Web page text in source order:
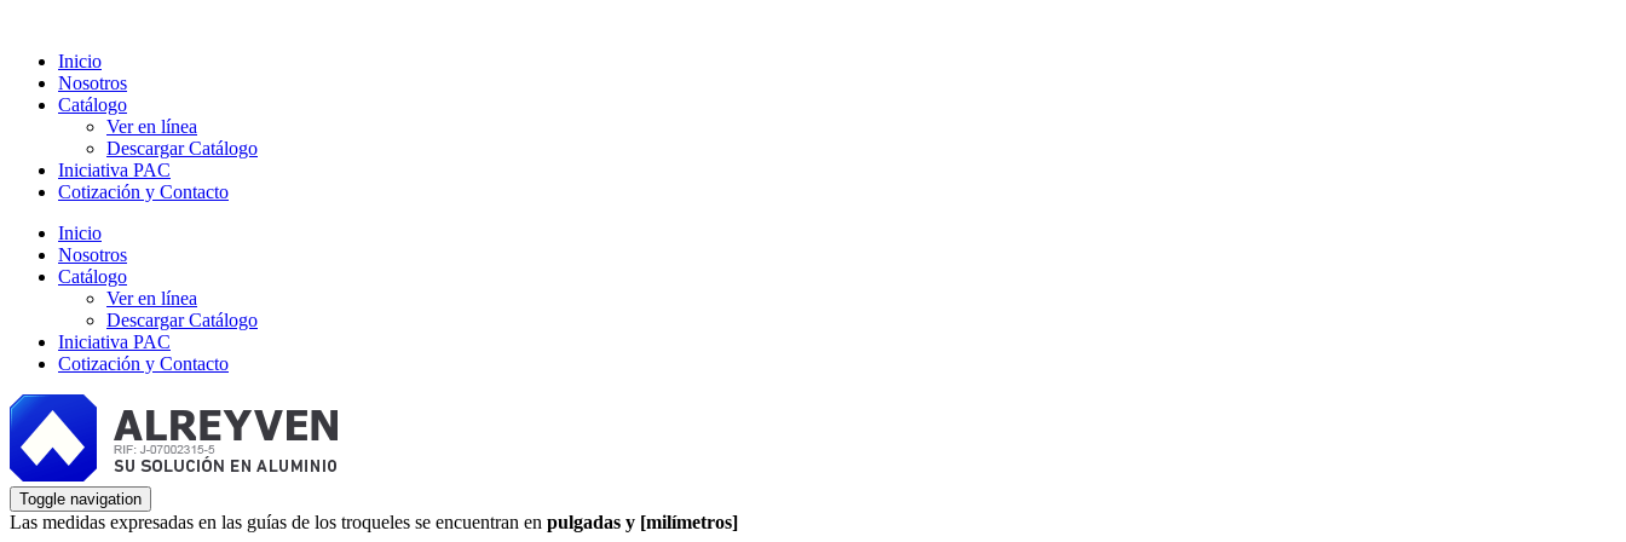
Inicio
Nosotros
Catálogo
Ver en línea
Descargar Catálogo
Iniciativa PAC
Cotización y Contacto
Inicio
Nosotros
Catálogo
Ver en línea
Descargar Catálogo
Iniciativa PAC
Cotización y Contacto
Toggle navigation
Las medidas expresadas en las guías de los troqueles se encuentran en pulgadas y [milímetros]